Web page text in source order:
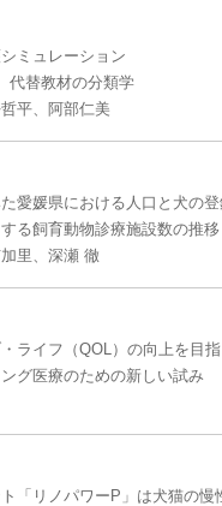
ミュレーション
替教材の分類学
平、阿部仁美
愛媛県における人口と犬の
る飼育動物診療施設数の推移
里、深瀬 徹
ライフ（QOL）の向上を目
グ医療のための新しい試み
「リノパワーP」は犬猫の